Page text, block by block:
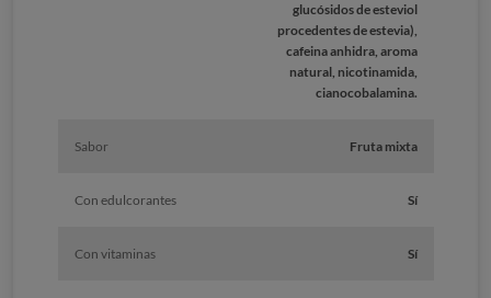
glucósidos de esteviol
procedentes de estevia),
cafeina anhidra, aroma
natural, nicotinamida,
cianocobalamina.
Sabor Fruta mixta
Con edulcorantes Sí
Con vitaminas Sí